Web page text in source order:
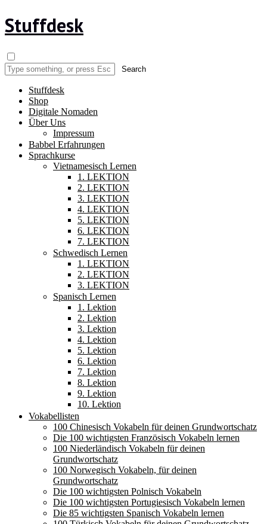
Stuffdesk
Stuffdesk
Shop
Digitale Nomaden
Über Uns
Impressum
Babbel Erfahrungen
Sprachkurse
Vietnamesisch Lernen
1. LEKTION
2. LEKTION
3. LEKTION
4. LEKTION
5. LEKTION
6. LEKTION
7. LEKTION
Schwedisch Lernen
1. LEKTION
2. LEKTION
3. LEKTION
Spanisch Lernen
1. Lektion
2. Lektion
3. Lektion
4. Lektion
5. Lektion
6. Lektion
7. Lektion
8. Lektion
9. Lektion
10. Lektion
Vokabellisten
100 Chinesisch Vokabeln für deinen Grundwortschatz
Die 100 wichtigsten Französisch Vokabeln lernen
100 Niederländisch Vokabeln für deinen
Grundwortschatz
100 Norwegisch Vokabeln, für deinen
Grundwortschatz
Die 100 wichtigsten Polnisch Vokabeln
Die 100 wichtigsten Portugiesisch Vokabeln lernen
Die 85 wichtigsten Spanisch Vokabeln lernen